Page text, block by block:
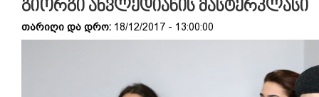
გიორგი ახვლედიანის მასტერკლასი
თარიღი და დრო: 18/12/2017 - 13:00:00